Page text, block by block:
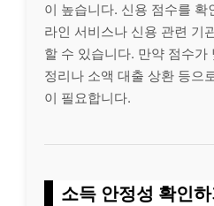
이 높습니다. 신용 점수를 확
라인 서비스나 신용 관련 기
할 수 있습니다. 만약 점수가
정리나 소액 대출 상환 등으
이 필요합니다.
소득 안정성 확인하